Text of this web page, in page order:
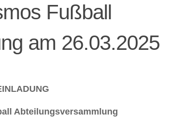
Fußball
am 26.03.2025
Abteilungsversammlung